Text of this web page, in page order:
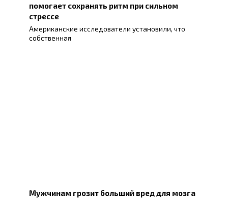
помогает сохранять ритм при сильном
стрессе
Американские исследователи установили, что
собственная
Мужчинам грозит больший вред для мозга